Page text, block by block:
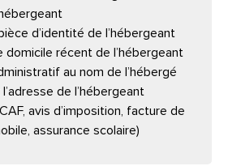
d’identité de l’hébergeant
récent de l’hébergeant
au nom de l’hébergé
de l’hébergeant
avis d’imposition, facture de
assurance scolaire)